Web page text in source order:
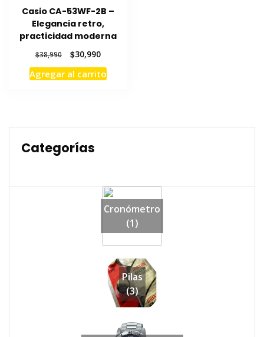
Casio CA-53WF-2B –
Elegancia retro,
practicidad moderna
$38,990
precio
original
$30,990El
precio
actual
Agregar al carrito
Categorías
Cronómetro
(1)
Pilas
(3)